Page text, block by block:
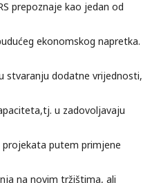
prepoznaje kao jedan od
ekonomskog napretka.
stvaranju dodatne vrijednosti,
u zadovoljavaju
putem primjene
na novim tržištima, ali